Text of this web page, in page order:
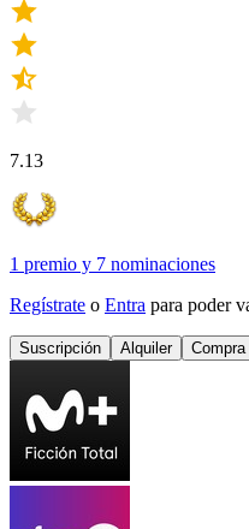
7.13
1 premio y 7 nominaciones
Regístrate o Entra para poder
Suscripción Alquiler Compra